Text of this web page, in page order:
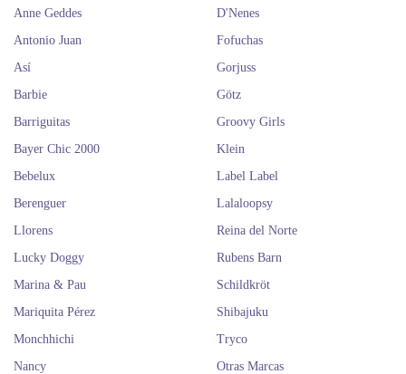
Anne Geddes
Antonio Juan
Así
Barbie
Barriguitas
Bayer Chic 2000
Bebelux
Berenguer
D'Nenes
Fofuchas
Gorjuss
Götz
Groovy Girls
Klein
Label Label
Lalaloopsy
Llorens
Lucky Doggy
Marina & Pau
Mariquita Pérez
Monchhichi
Nancy
Reina del Norte
Rubens Barn
Schildkröt
Shibajuku
Tryco
Otras Marcas